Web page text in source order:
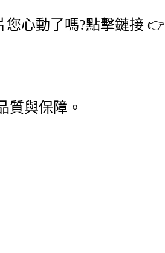
您心動了嗎?點擊鏈接 👉
質與保障。